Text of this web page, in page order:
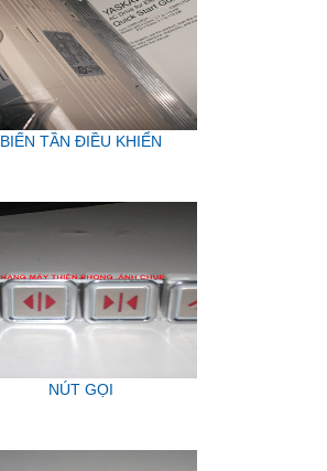
BIẾN TẦN ĐIỀU KHIỂN
NÚT GỌI